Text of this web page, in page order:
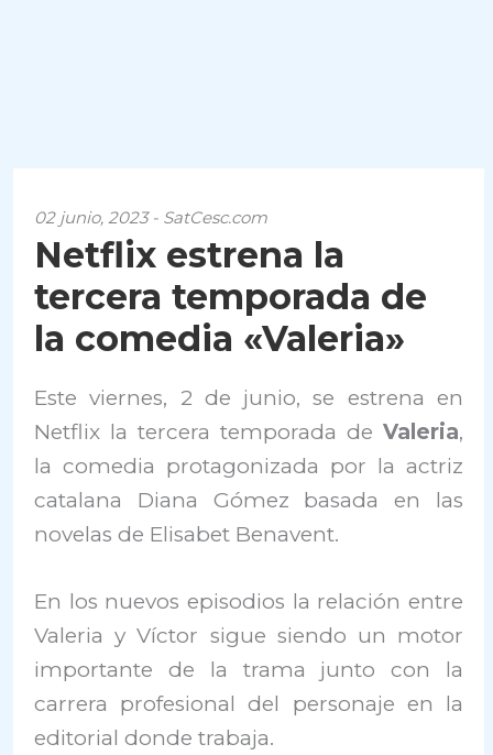
02 junio, 2023 - SatCesc.com
Netflix estrena la
tercera temporada de
la comedia «Valeria»
Este viernes, 2 de junio, se estrena en
Netflix la tercera temporada de Valeria,
la comedia protagonizada por la actriz
catalana Diana Gómez basada en las
novelas de Elisabet Benavent.
En los nuevos episodios la relación entre
Valeria y Víctor sigue siendo un motor
importante de la trama junto con la
carrera profesional del personaje en la
editorial donde trabaja.